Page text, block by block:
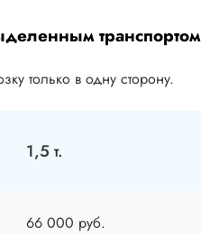
транспортом
только в одну сторону.
1,5 т.
66 000 руб.